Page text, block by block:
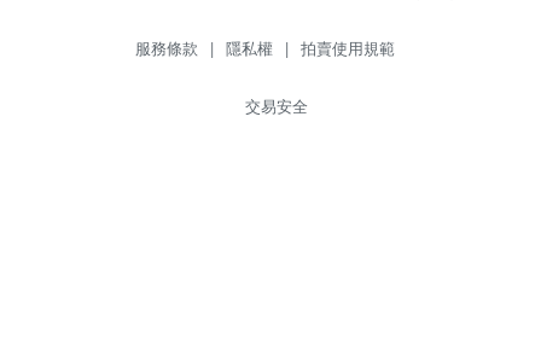
服務條款 | 隱私權 | 拍賣使用規範
交易安全